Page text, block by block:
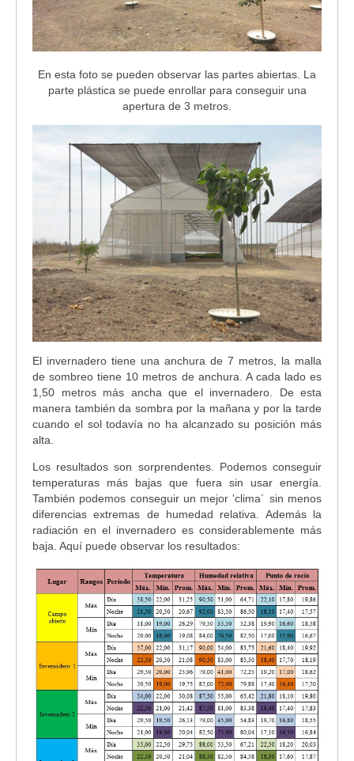
En esta foto se pueden observar las partes abiertas. La
parte plástica se puede enrollar para conseguir una
apertura de 3 metros.
El invernadero tiene una anchura de 7 metros, la malla
de sombreo tiene 10 metros de anchura. A cada lado es
1,50 metros más ancha que el invernadero. De esta
manera también da sombra por la mañana y por la tarde
cuando el sol todavía no ha alcanzado su posición más
alta.
Los resultados son sorprendentes. Podemos conseguir
temperaturas más bajas que fuera sin usar energía.
También podemos conseguir un mejor 'clima´ sin menos
diferencias extremas de humedad relativa. Además la
radiación en el invernadero es considerablemente más
baja. Aquí puede observar los resultados: